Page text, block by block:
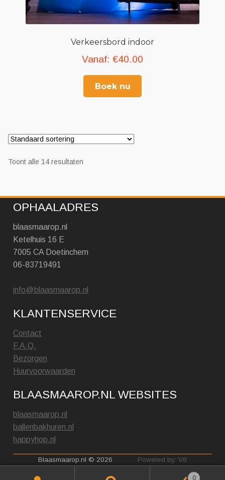
Verkeersbord indoor
Vanaf: €40.00
Boek nu
Toont alle 14 resultaten
OPHAALADRES
blaasmaarop.nl
Ketelhuis 16 E
7005 CA Doetinchem
06-83719491
info@blaasmaarop.nl
KLANTENSERVICE
Contact
F.A.Q.
Bezorgen
Huurvoorwaarden
BLAASMAAROP.NL WEBSITES
blaasmaarop.nl
ballenbakhuren.nl
happyhop.nl
Blaasmaarop.nl © 2026 Powered by: V8
0